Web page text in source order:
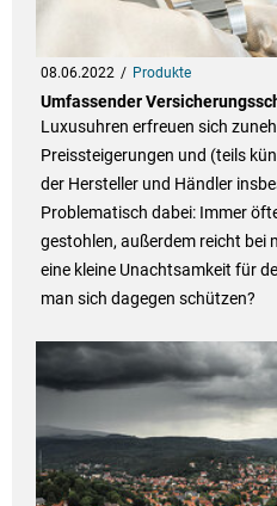
08.06.2022 Produkte
Umfassender
Luxusuhren erfreuen sich
Preissteigerungen und (teils
der Hersteller und Händler
Problematisch dabei: Immer
gestohlen, außerdem reicht bei
eine kleine Unachtsamkeit für
man sich dagegen schützen?